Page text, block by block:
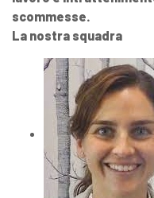
scommesse.
La nostra squadra